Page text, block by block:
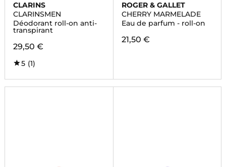
CLARINS
CLARINSMEN
Déodorant roll-on anti-
transpirant
29,50 €
5 (1)
ROGER & GALLET
CHERRY MARMELADE
Eau de parfum - roll-on
21,50 €